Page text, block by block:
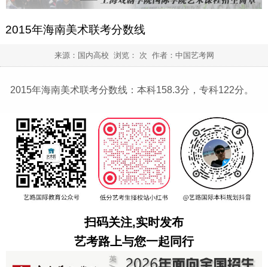
2015年海南美术联考分数线
来源：国内高校 浏览： 次 作者： 中国艺考网
2015年海南美术联考分数线：本科158.3分，专科122分。
扫码关注,实时发布
艺考路上与您一起同行